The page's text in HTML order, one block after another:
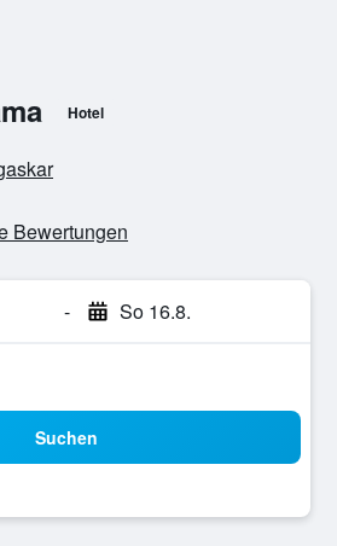
Hotel
Bewertungen
- So 16.8.
Suchen